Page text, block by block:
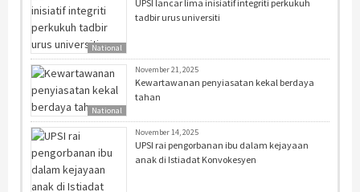
National
UPSI lancar lima inisiatif integriti perkukuh
tadbir urus universiti
National
November 21, 2025
Kewartawanan penyiasatan kekal berdaya
tahan
November 14, 2025
UPSI rai pengorbanan ibu dalam kejayaan
anak di Istiadat Konvokesyen